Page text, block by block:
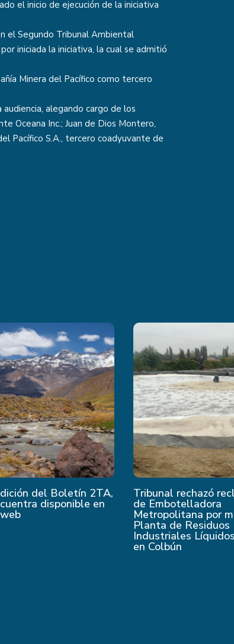
el inicio de ejecución de la iniciativa
el Segundo Tribunal Ambiental
iniciada la iniciativa, la cual se admitió
Minera del Pacífico como tercero
alegando cargo de los
Oceana Inc.; Juan de Dios Montero,
Pacífico S.A., tercero coadyuvante de
del Boletín 2TA,
disponible en
Tribunal rechazó
de Embotelladora
Metropolitana por
Planta de Residuos
Industriales
en Colbún